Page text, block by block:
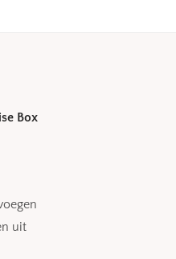
Box
uit